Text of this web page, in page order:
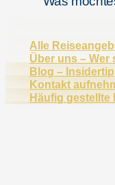
Alle
Über uns – Wer
Blog –
Kontakt
Häufig gestellte